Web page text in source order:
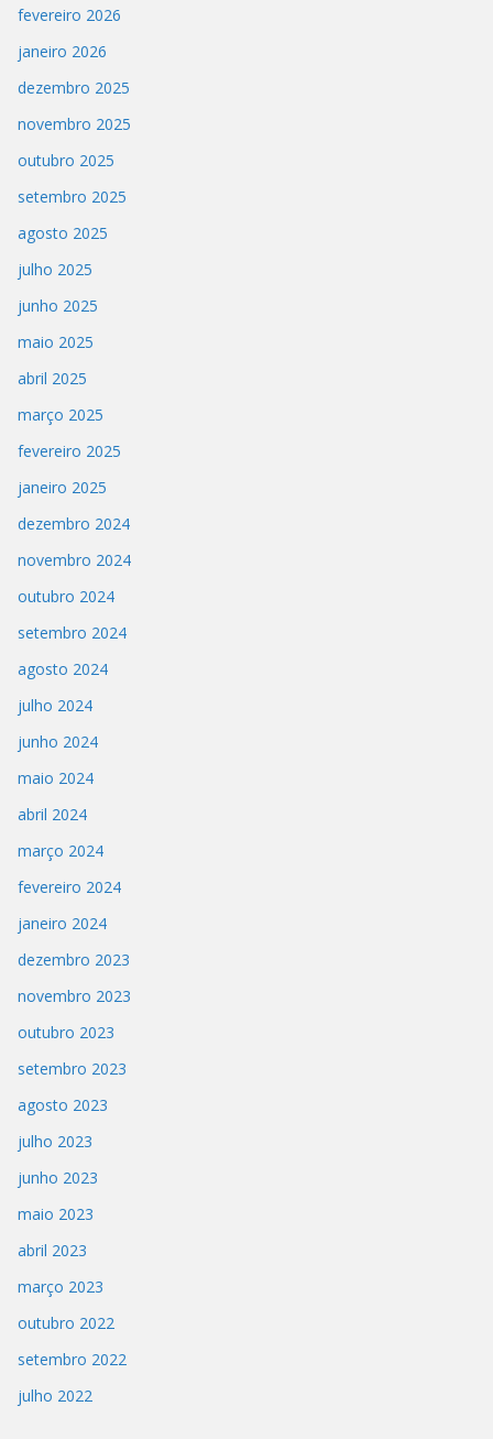
fevereiro 2026
janeiro 2026
dezembro 2025
novembro 2025
outubro 2025
setembro 2025
agosto 2025
julho 2025
junho 2025
maio 2025
abril 2025
março 2025
fevereiro 2025
janeiro 2025
dezembro 2024
novembro 2024
outubro 2024
setembro 2024
agosto 2024
julho 2024
junho 2024
maio 2024
abril 2024
março 2024
fevereiro 2024
janeiro 2024
dezembro 2023
novembro 2023
outubro 2023
setembro 2023
agosto 2023
julho 2023
junho 2023
maio 2023
abril 2023
março 2023
outubro 2022
setembro 2022
julho 2022